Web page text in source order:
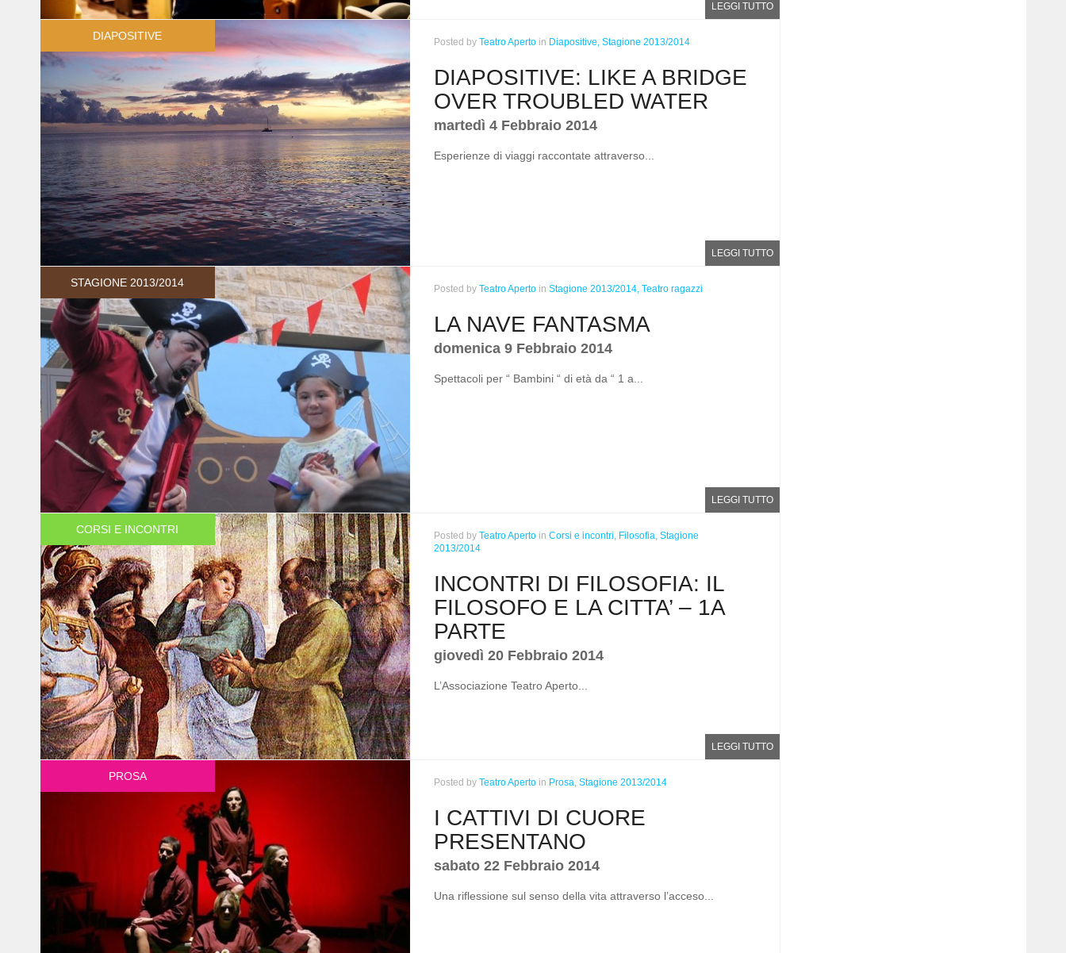
LEGGI TUTTO
DIAPOSITIVE Posted by Teatro Aperto in Diapositive, Stagione 2013/2014
DIAPOSITIVE: LIKE A BRIDGE
OVER TROUBLED WATER
martedì 4 Febbraio 2014
Esperienze di viaggi raccontate attraverso...
LEGGI TUTTO
STAGIONE 2013/2014 Posted by Teatro Aperto in Stagione 2013/2014, Teatro ragazzi
LA NAVE FANTASMA
domenica 9 Febbraio 2014
Spettacoli per “ Bambini “ di età da “ 1 a...
LEGGI TUTTO
CORSI E INCONTRI Posted by Teatro Aperto in Corsi e incontri, Filosofia, Stagione
2013/2014
INCONTRI DI FILOSOFIA: IL
FILOSOFO E LA CITTA’ – 1A
PARTE
giovedì 20 Febbraio 2014
L’Associazione Teatro Aperto...
LEGGI TUTTO
PROSA Posted by Teatro Aperto in Prosa, Stagione 2013/2014
I CATTIVI DI CUORE
PRESENTANO
sabato 22 Febbraio 2014
Una riflessione sul senso della vita attraverso l’acceso...